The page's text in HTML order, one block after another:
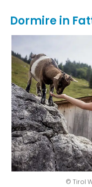
Dormire in
© Tirol